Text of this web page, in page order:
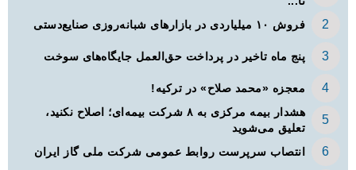
فروش ۱۰ میلیاردی در بازارهای شبانه‌روزی صنایع‌دستی
پنج ماه تاخیر در پرداخت حق‌العمل جایگاه‌های سوخت
معجزه «محمد صلاح» در ترکیه!
هشدار بیمه مرکزی به ۸ شرکت بیمه‌ای؛ اصلاح نکنید،
تعلیق می‌شوید
انتصاب سرپرست روابط عمومی شرکت ملی گاز ایران